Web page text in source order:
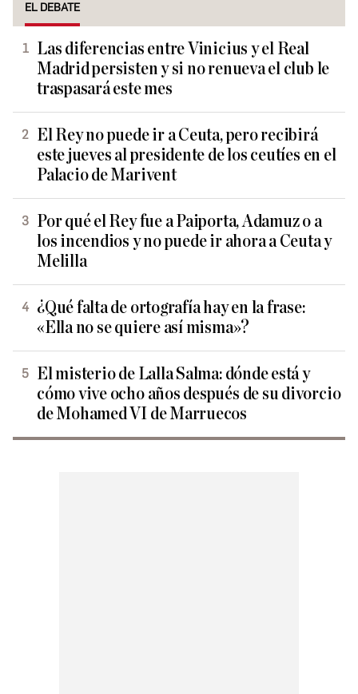
EL DEBATE
Las diferencias entre Vinicius y el Real
Madrid persisten y si no renueva el club le
traspasará este mes
El Rey no puede ir a Ceuta, pero recibirá
este jueves al presidente de los ceutíes en el
Palacio de Marivent
Por qué el Rey fue a Paiporta, Adamuz o a
los incendios y no puede ir ahora a Ceuta y
Melilla
¿Qué falta de ortografía hay en la frase:
«Ella no se quiere así misma»?
El misterio de Lalla Salma: dónde está y
cómo vive ocho años después de su divorcio
de Mohamed VI de Marruecos